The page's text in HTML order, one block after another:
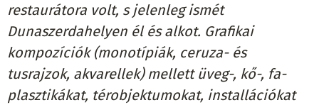
restaurátora volt, s jelenleg ismét
Dunaszerdahelyen él és alkot. Grafikai
kompozíciók (monotípiák, ceruza- és
tusrajzok, akvarellek) mellett üveg-, kő-, fa-
plasztikákat, térobjektumokat, installációkat